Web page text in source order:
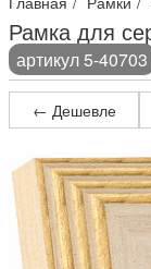
Рамка для
артикул 5-40703
← Дешевле